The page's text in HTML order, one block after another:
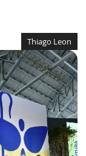
Thiago Leon